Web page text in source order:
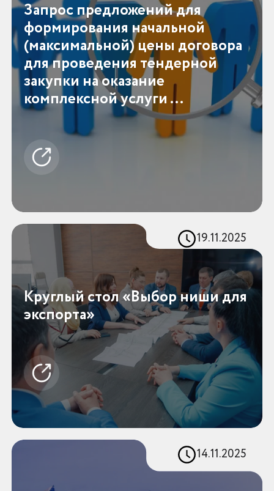
Запрос предложений для
формирования начальной
(максимальной) цены договора
для проведения тендерной
закупки на оказание
комплексной услуги ...
19.11.2025
Круглый стол «Выбор ниши для
экспорта»
14.11.2025